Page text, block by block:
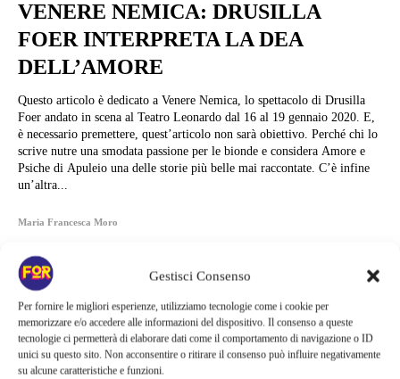
Gestisci Consenso
Per fornire le migliori esperienze, utilizziamo tecnologie come i cookie per
memorizzare e/o accedere alle informazioni del dispositivo. Il consenso a queste
tecnologie ci permetterà di elaborare dati come il comportamento di navigazione o ID
unici su questo sito. Non acconsentire o ritirare il consenso può influire negativamente
su alcune caratteristiche e funzioni.
VENERE NEMICA: DRUSILLA
FOER INTERPRETA LA DEA
DELL’AMORE
Questo articolo è dedicato a Venere Nemica, lo spettacolo di Drusilla
Foer andato in scena al Teatro Leonardo dal 16 al 19 gennaio 2020. E,
è necessario premettere, quest’articolo non sarà obiettivo. Perché chi lo
scrive nutre una smodata passione per le bionde e considera Amore e
Psiche di Apuleio una delle storie più belle mai raccontate. C’è infine
un’altra...
Maria Francesca Moro